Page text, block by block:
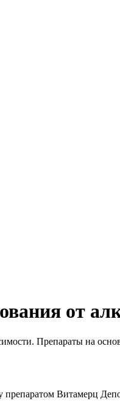
от
Препараты на
препаратом Витамерц